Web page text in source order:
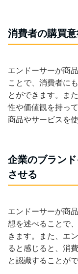
消費者の購買
エンドーサーが商
ことで、消費者に
とができます。ま
性や価値観を持っ
商品やサービスを
企業のブラン
させる
エンドーサーが商
想を述べることで
きます。また、エ
ると感じると、消
と認識することがで